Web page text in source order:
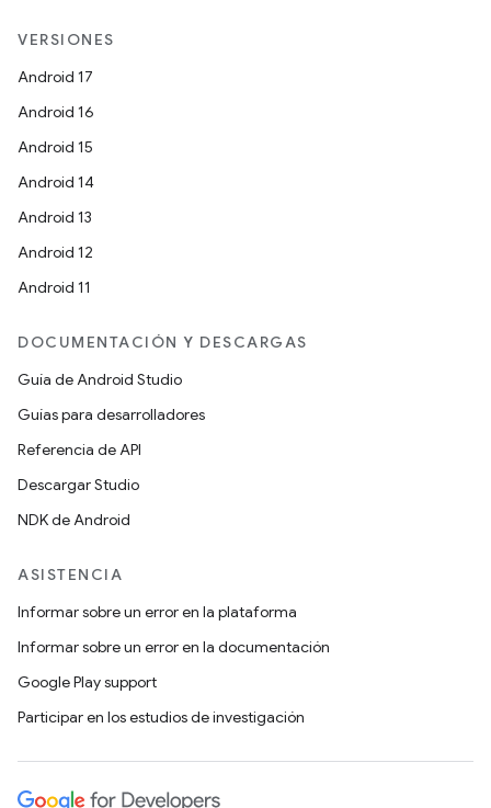
VERSIONES
Android 17
Android 16
Android 15
Android 14
Android 13
Android 12
Android 11
DOCUMENTACIÓN Y DESCARGAS
Guía de Android Studio
Guías para desarrolladores
Referencia de API
Descargar Studio
NDK de Android
ASISTENCIA
Informar sobre un error en la plataforma
Informar sobre un error en la documentación
Google Play support
Participar en los estudios de investigación